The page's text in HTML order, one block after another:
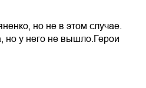
но не в этом случае.
но у него не вышло.Герои